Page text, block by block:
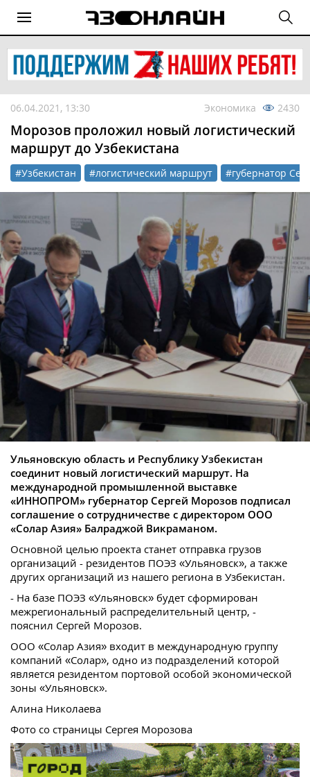
06.04.2021, 13:30 Экономика 2430
Морозов проложил новый логистический
маршрут до Узбекистана
#Узбекистан #логистический маршрут #губернатор
Ульяновскую область и Республику Узбекистан
соединит новый логистический маршрут. На
международной промышленной выставке
«ИННОПРОМ» губернатор Сергей Морозов подписал
соглашение о сотрудничестве с директором ООО
«Солар Азия» Балраджой Викраманом.
Основной целью проекта станет отправка грузов
организаций - резидентов ПОЭЗ «Ульяновск», а также
других организаций из нашего региона в Узбекистан.
- На базе ПОЭЗ «Ульяновск» будет сформирован
межрегиональный распределительный центр, -
пояснил Сергей Морозов.
ООО «Солар Азия» входит в международную группу
компаний «Солар», одно из подразделений которой
является резидентом портовой особой экономической
зоны «Ульяновск».
Алина Николаева
Фото со страницы Сергея Морозова